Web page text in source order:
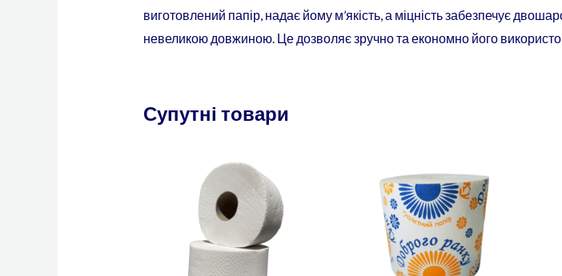
виготовлений папір, надає йому м’якість, а міцність забезпечує
невеликою довжиною. Це дозволяє зручно та економно його
Супутні товари